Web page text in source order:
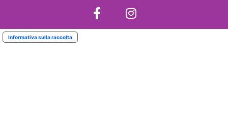
Informativa sulla raccolta